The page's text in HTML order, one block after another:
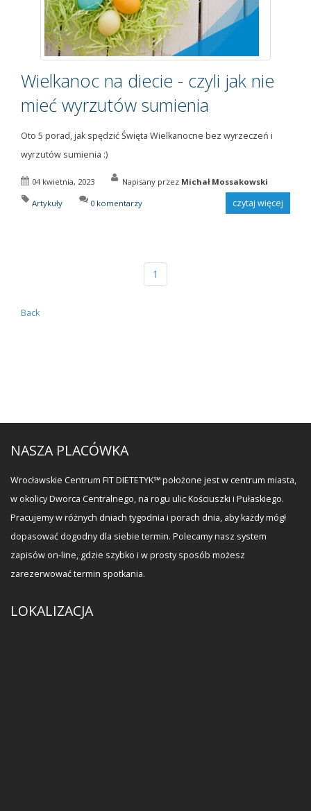
Wielkanoc na diecie - czyli jak nie
mieć wyrzutów sumienia
Oto 5 porad, jak spędzić Święta Wielkanocne bez wyrzeczeń i
wyrzutów sumienia :)
04 kwietnia, 2023 Napisany przez Michał Mossakowski
Artykuły 0 komentarzy czytaj więcej
1
Back
NASZA PLACÓWKA
Wrocławskie Centrum FIT DIETETYK℠ położone jest w centrum miasta,
w okolicy Dworca Centralnego, na rogu ulic Kościuszki i Pułaskiego.
Pracujemy w różnych dniach tygodnia i porach dnia, aby każdy mógł
dopasować dogodny dla siebie termin. Polecamy nasz system
zapisów on-line, gdzie szybko i w prosty sposób możesz
zarezerwować termin spotkania.
LOKALIZACJA